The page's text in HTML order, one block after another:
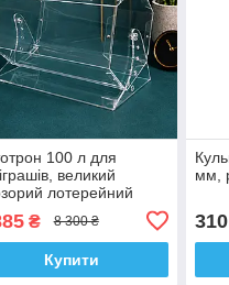
100 л для
великий
лотерейний
₴ 8 300 ₴
Купити
мм,
310